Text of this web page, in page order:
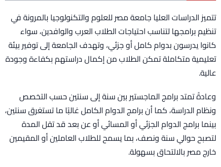
تتميز الدراسات العليا جامعة مصر للعلوم والتكنولوجيا بالمرونة في
تنظيم برامجها لتناسب احتياجات الطلاب العرب والوافدين، سواء
كانوا يدرسون بدوام كامل أو جزئي، وتهدف الجامعة إلى توفير بيئة
تعليمية متكاملة تمكن الطلاب من إكمال دراستهم بكفاءة وجودة
عالية.
وعادةً تمتد برامج الماجستير بين سنة إلى سنتين حسب التخصص
ونظام الدراسة، كما أن برامج الدوام الكامل غالبًا ما تستغرق سنتين،
بينما برامج الدوام الجزئي أو المسائي أو عن بعد قد تقل المدة
لتصبح حوالي سنة ونصف، بما يسمح للطلاب العاملين أو المقيمين
خارج مصر بالالتحاق بسهولة.